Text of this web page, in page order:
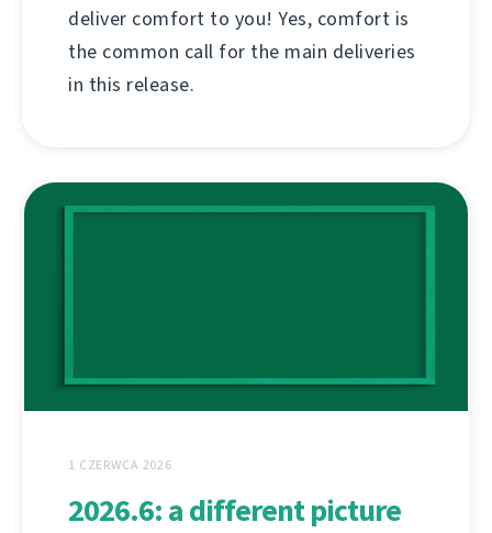
deliver comfort to you! Yes, comfort is
the common call for the main deliveries
in this release.
1 CZERWCA 2026
2026.6: a different picture